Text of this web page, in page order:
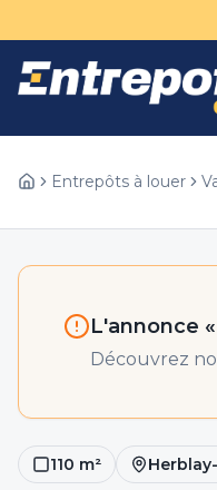
Entrepôts à louer
L'annonce «
Découvrez
110 m²